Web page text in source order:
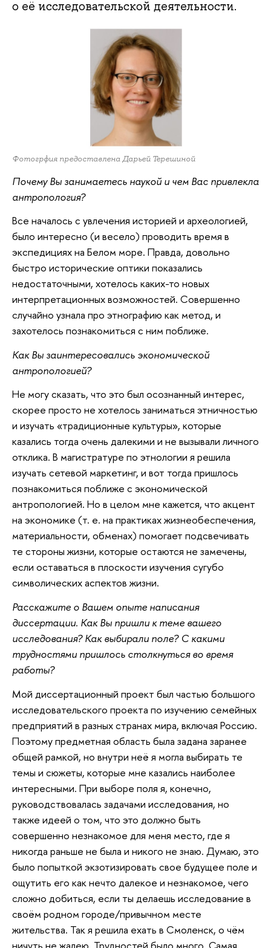
о её исследовательской деятельности.
Фотогрфия предоставлена Дарьей Терешиной
Почему Вы занимаетесь наукой и чем Вас привлекла
антропология?
Все началось с увлечения историей и археологией,
было интересно (и весело) проводить время в
экспедициях на Белом море. Правда, довольно
быстро исторические оптики показались
недостаточными, хотелось каких-то новых
интерпретационных возможностей. Совершенно
случайно узнала про этнографию как метод, и
захотелось познакомиться с ним поближе.
Как Вы заинтересовались экономической
антропологией?
Не могу сказать, что это был осознанный интерес,
скорее просто не хотелось заниматься этничностью
и изучать «традиционные культуры», которые
казались тогда очень далекими и не вызывали личного
отклика. В магистратуре по этнологии я решила
изучать сетевой маркетинг, и вот тогда пришлось
познакомиться поближе с экономической
антропологией. Но в целом мне кажется, что акцент
на экономике (т. е. на практиках жизнеобеспечения,
материальности, обменах) помогает подсвечивать
те стороны жизни, которые остаются не замечены,
если оставаться в плоскости изучения сугубо
символических аспектов жизни.
Расскажите о Вашем опыте написания
диссертации. Как Вы пришли к теме вашего
исследования? Как выбирали поле? С какими
трудностями пришлось столкнуться во время
работы?
Мой диссертационный проект был частью большого
исследовательского проекта по изучению семейных
предприятий в разных странах мира, включая Россию.
Поэтому предметная область была задана заранее
общей рамкой, но внутри неё я могла выбирать те
темы и сюжеты, которые мне казались наиболее
интересными. При выборе поля я, конечно,
руководствовалась задачами исследования, но
также идеей о том, что это должно быть
совершенно незнакомое для меня место, где я
никогда раньше не была и никого не знаю. Думаю, это
было попыткой экзотизировать свое будущее поле и
ощутить его как нечто далекое и незнакомое, чего
сложно добиться, если ты делаешь исследование в
своём родном городе/привычном месте
жительства. Так я решила ехать в Смоленск, о чём
ничуть не жалею. Трудностей было много. Самая